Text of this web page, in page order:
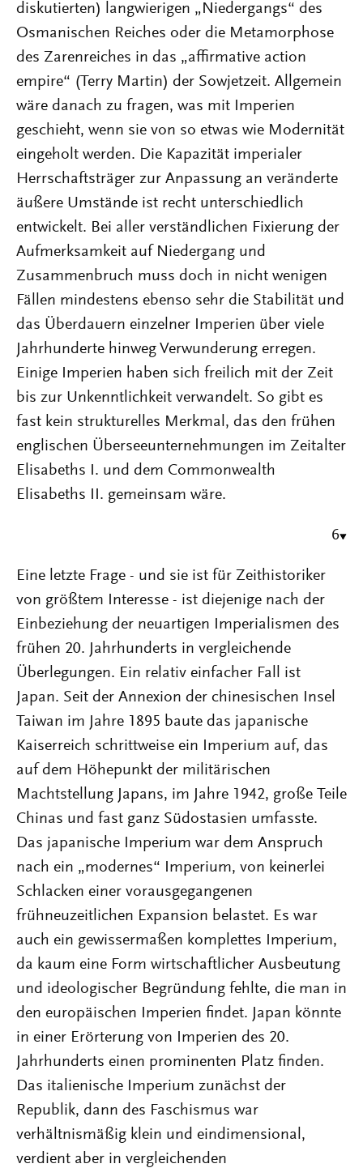
diskutierten) langwierigen „Niedergangs“ des
Osmanischen Reiches oder die Metamorphose
des Zarenreiches in das „affirmative action
empire“ (Terry Martin) der Sowjetzeit. Allgemein
wäre danach zu fragen, was mit Imperien
geschieht, wenn sie von so etwas wie Modernität
eingeholt werden. Die Kapazität imperialer
Herrschaftsträger zur Anpassung an veränderte
äußere Umstände ist recht unterschiedlich
entwickelt. Bei aller verständlichen Fixierung der
Aufmerksamkeit auf Niedergang und
Zusammenbruch muss doch in nicht wenigen
Fällen mindestens ebenso sehr die Stabilität und
das Überdauern einzelner Imperien über viele
Jahrhunderte hinweg Verwunderung erregen.
Einige Imperien haben sich freilich mit der Zeit
bis zur Unkenntlichkeit verwandelt. So gibt es
fast kein strukturelles Merkmal, das den frühen
englischen Überseeunternehmungen im Zeitalter
Elisabeths I. und dem Commonwealth
Elisabeths II. gemeinsam wäre.
6
Eine letzte Frage - und sie ist für Zeithistoriker
von größtem Interesse - ist diejenige nach der
Einbeziehung der neuartigen Imperialismen des
frühen 20. Jahrhunderts in vergleichende
Überlegungen. Ein relativ einfacher Fall ist
Japan. Seit der Annexion der chinesischen Insel
Taiwan im Jahre 1895 baute das japanische
Kaiserreich schrittweise ein Imperium auf, das
auf dem Höhepunkt der militärischen
Machtstellung Japans, im Jahre 1942, große Teile
Chinas und fast ganz Südostasien umfasste.
Das japanische Imperium war dem Anspruch
nach ein „modernes“ Imperium, von keinerlei
Schlacken einer vorausgegangenen
frühneuzeitlichen Expansion belastet. Es war
auch ein gewissermaßen komplettes Imperium,
da kaum eine Form wirtschaftlicher Ausbeutung
und ideologischer Begründung fehlte, die man in
den europäischen Imperien findet. Japan könnte
in einer Erörterung von Imperien des 20.
Jahrhunderts einen prominenten Platz finden.
Das italienische Imperium zunächst der
Republik, dann des Faschismus war
verhältnismäßig klein und eindimensional,
verdient aber in vergleichenden